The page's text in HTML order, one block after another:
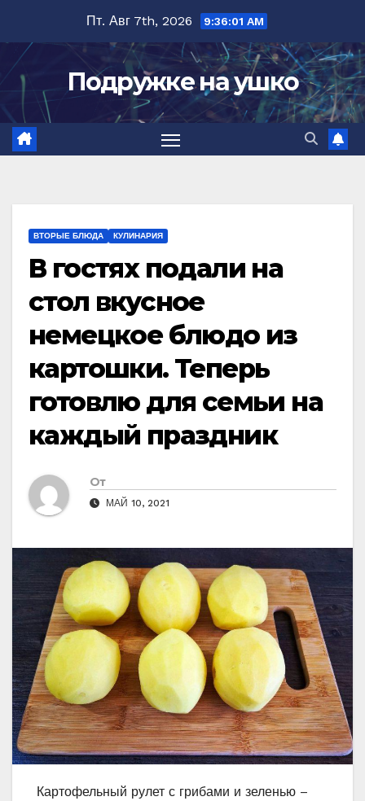
содержимому
Пт. Авг 7th, 2026 9:36:02 AM
Подружке на ушко
ВТОРЫЕ БЛЮДА КУЛИНАРИЯ
В гостях подали на
стол вкусное
немецкое блюдо из
картошки. Теперь
готовлю для семьи на
каждый праздник
От
МАЙ 10, 2021
Картофельный рулет с грибами и зеленью –